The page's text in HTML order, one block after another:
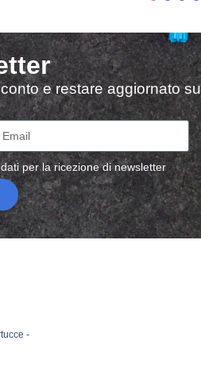
e restare aggiornato
per la ricezione di newsletter
-